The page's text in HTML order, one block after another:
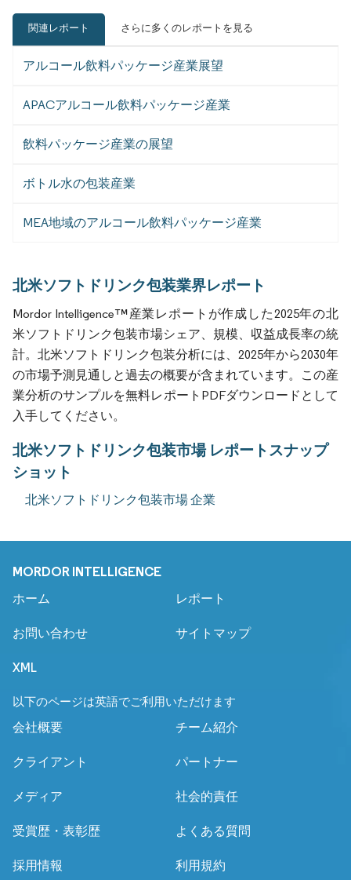
関連レポート さらに多くのレポートを見る
アルコール飲料パッケージ産業展望
APACアルコール飲料パッケージ産業
飲料パッケージ産業の展望
ボトル水の包装産業
MEA地域のアルコール飲料パッケージ産業
北米ソフトドリンク包装業界レポート
Mordor Intelligence™産業レポートが作成した2025年の北
米ソフトドリンク包装市場シェア、規模、収益成長率の統
計。北米ソフトドリンク包装分析には、2025年から2030年
の市場予測見通しと過去の概要が含まれています。この産
業分析のサンプルを無料レポートPDFダウンロードとして
入手してください。
北米ソフトドリンク包装市場 レポートスナップ
ショット
北米ソフトドリンク包装市場 企業
MORDOR INTELLIGENCE
ホーム レポート
お問い合わせ サイトマップ
XML
以下のページは英語でご利用いただけます
会社概要
チーム紹介
クライアント パートナー
メディア 社会的責任
受賞歴・表彰歴 よくある質問
採用情報 利用規約